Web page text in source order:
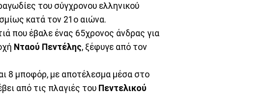
του σύγχρονου ελληνικού
κατά τον 21ο αιώνα.
που έβαλε ένας 65χρονος άνδρας για
Νταού Πεντέλης, ξέφυγε από τον
8 μποφόρ, με αποτέλεσμα μέσα στο
από τις πλαγιές του Πεντελικού